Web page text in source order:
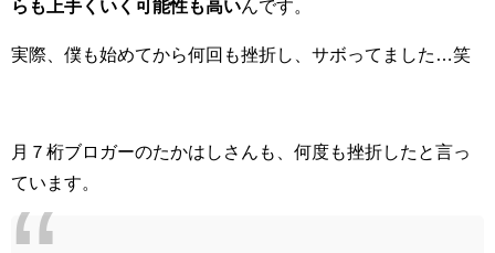
らも上手くいく可能性も高いんです。
実際、僕も始めてから何回も挫折し、サボってました…笑
月７桁ブロガーのたかはしさんも、何度も挫折したと言っ
ています。